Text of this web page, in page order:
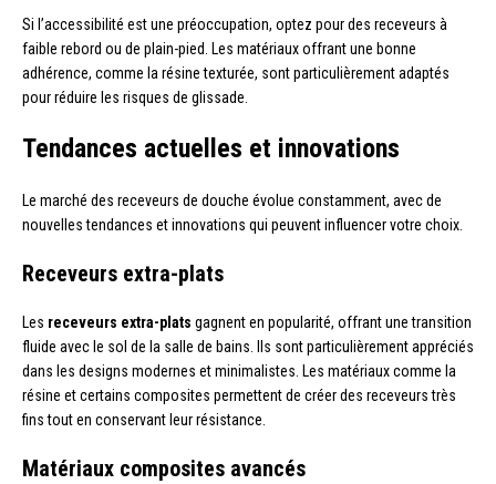
Si l’accessibilité est une préoccupation, optez pour des receveurs à
faible rebord ou de plain-pied. Les matériaux offrant une bonne
adhérence, comme la résine texturée, sont particulièrement adaptés
pour réduire les risques de glissade.
Tendances actuelles et innovations
Le marché des receveurs de douche évolue constamment, avec de
nouvelles tendances et innovations qui peuvent influencer votre choix.
Receveurs extra-plats
Les receveurs extra-plats gagnent en popularité, offrant une transition
fluide avec le sol de la salle de bains. Ils sont particulièrement appréciés
dans les designs modernes et minimalistes. Les matériaux comme la
résine et certains composites permettent de créer des receveurs très
fins tout en conservant leur résistance.
Matériaux composites avancés